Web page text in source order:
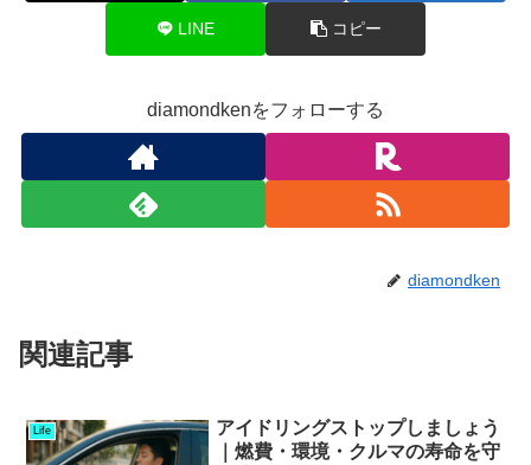
LINE コピー
diamondkenをフォローする
diamondken
関連記事
Life
アイドリングストップしましょう
｜燃費・環境・クルマの寿命を守